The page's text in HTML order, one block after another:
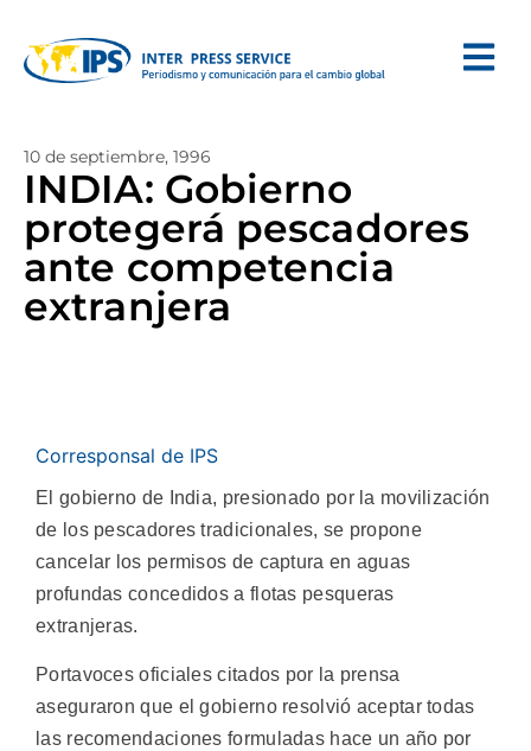
10 de septiembre, 1996
INDIA: Gobierno
protegerá pescadores
ante competencia
extranjera
Corresponsal de IPS
El gobierno de India, presionado por la movilización
de los pescadores tradicionales, se propone
cancelar los permisos de captura en aguas
profundas concedidos a flotas pesqueras
extranjeras.
Portavoces oficiales citados por la prensa
aseguraron que el gobierno resolvió aceptar todas
las recomendaciones formuladas hace un año por